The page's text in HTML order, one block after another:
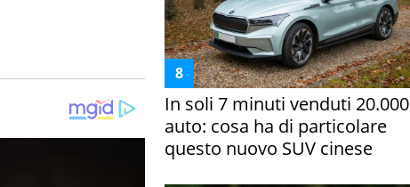
In soli 7 minuti venduti 20.000
auto: cosa ha di particolare
questo nuovo SUV cinese